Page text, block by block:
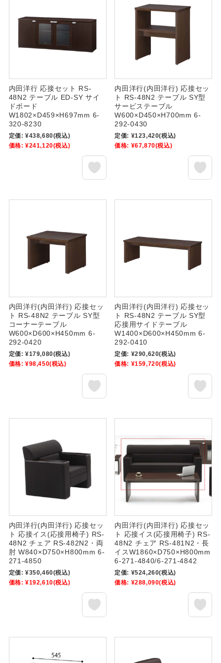
内田洋行 応接セット RS-
48N2 テーブル ED-SY サイ
ドボード
W1802×D459×H697mm 6-
320-8230
定価: ¥438,680(税込)
価格: ¥241,120(税込)
内田洋行(内田洋行) 応接セッ
ト RS-48N2 テーブル SY型
サービステーブル
W600×D450×H700mm 6-
292-0430
定価: ¥123,420(税込)
価格: ¥67,870(税込)
内田洋行(内田洋行) 応接セッ
ト RS-48N2 テーブル SY型
コーナーテーブル
W600×D600×H450mm 6-
292-0420
定価: ¥179,080(税込)
価格: ¥98,450(税込)
内田洋行(内田洋行) 応接セッ
ト RS-48N2 テーブル SY型
応接用サイドテーブル
W1400×D600×H450mm 6-
292-0410
定価: ¥290,620(税込)
価格: ¥159,720(税込)
内田洋行(内田洋行) 応接セッ
ト 応接イス(応接用椅子) RS-
48N2 チェア RS-482N2・両
肘 W840×D750×H800mm 6-
271-4850
定価: ¥350,460(税込)
価格: ¥192,610(税込)
内田洋行(内田洋行) 応接セッ
ト 応接イス(応接用椅子) RS-
48N2 チェア RS-481N2・長
イスW1860×D750×H800mm
6-271-4840/6-271-4842
定価: ¥524,260(税込)
価格: ¥288,090(税込)